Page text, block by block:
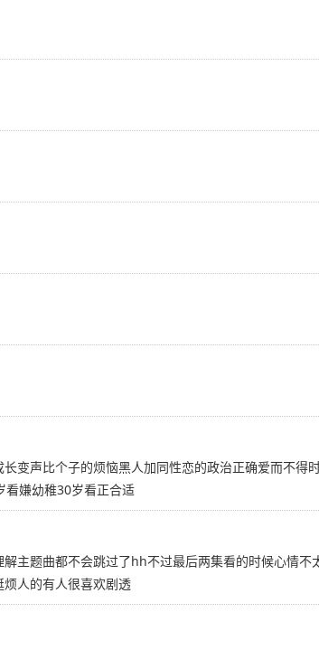
变声比个子的烦恼黑人加同性恋的政治正确爱而不
看嫌幼稚30岁看正合适
主题曲都不会跳过了hh不过最后两集看的时候心情
人的有人很喜欢剧透